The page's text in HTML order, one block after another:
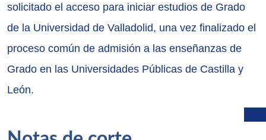
solicitado el acceso para iniciar estudios de Grado
de la Universidad de Valladolid, una vez finalizado el
proceso común de admisión a las enseñanzas de
Grado en las Universidades Públicas de Castilla y
León.